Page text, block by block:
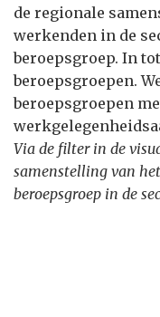
de regionale
werkenden in de
beroepsgroep. In
beroepsgroepen.
beroepsgroepen
Via de filter in de
samenstelling van
beroepsgroep in de